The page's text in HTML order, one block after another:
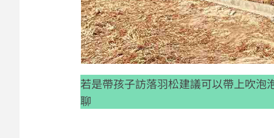
若是帶孩子訪落羽松建議可以帶上吹泡
聊